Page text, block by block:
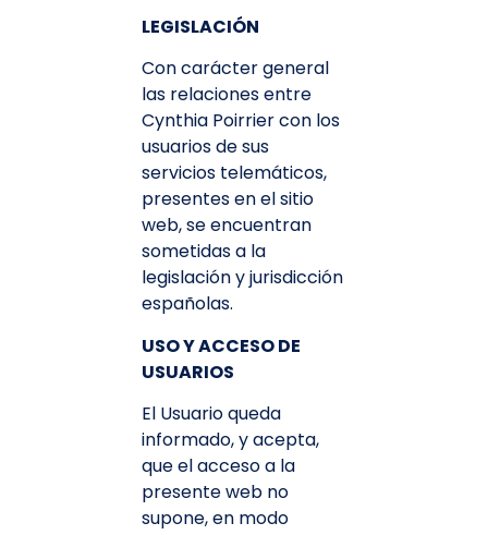
LEGISLACIÓN
Con carácter general
las relaciones entre
Cynthia Poirrier con los
usuarios de sus
servicios telemáticos,
presentes en el sitio
web, se encuentran
sometidas a la
legislación y jurisdicción
españolas.
USO Y ACCESO DE
USUARIOS
El Usuario queda
informado, y acepta,
que el acceso a la
presente web no
supone, en modo